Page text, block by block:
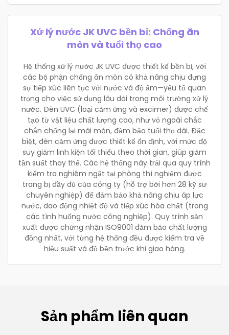
Xử lý nước JK UVC bền bỉ: Chống ăn
mòn và tuổi thọ cao
Hệ thống xử lý nước JK UVC được thiết kế bền bỉ, với
các bộ phận chống ăn mòn có khả năng chịu đựng
sự tiếp xúc liên tục với nước và độ ẩm—yếu tố quan
trọng cho việc sử dụng lâu dài trong môi trường xử lý
nước. Đèn UVC (loại cảm ứng và excimer) được chế
tạo từ vật liệu chất lượng cao, như vỏ ngoài chắc
chắn chống lại mài mòn, đảm bảo tuổi thọ dài. Đặc
biệt, đèn cảm ứng được thiết kế ổn định, với mức độ
suy giảm linh kiện tối thiểu theo thời gian, giúp giảm
tần suất thay thế. Các hệ thống này trải qua quy trình
kiểm tra nghiêm ngặt tại phòng thí nghiệm được
trang bị đầy đủ của công ty (hỗ trợ bởi hơn 28 kỹ sư
chuyên nghiệp) để đảm bảo khả năng chịu áp lực
nước, dao động nhiệt độ và tiếp xúc hóa chất (trong
các tình huống nước công nghiệp). Quy trình sản
xuất được chứng nhận ISO9001 đảm bảo chất lượng
đồng nhất, với từng hệ thống đều được kiểm tra về
hiệu suất và độ bền trước khi giao hàng.
Sản phẩm liên quan